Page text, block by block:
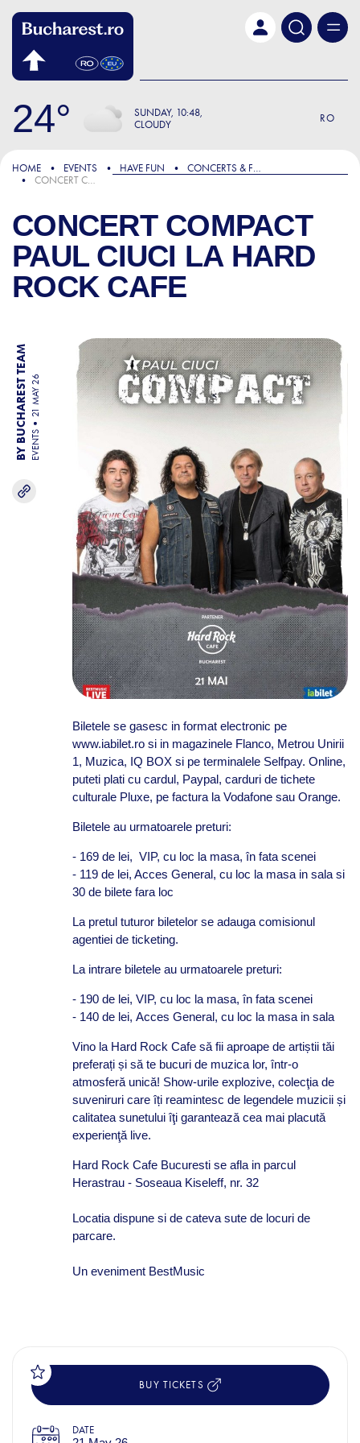
24 SUNDAY 10:48
CLOUDY
RO
HOME EVENTS HAVE FUN
CONCERTS & FESTIVALS
CONCERT COMPACT PAUL CIUCI LA HARD ROCK CAFE
CONCERT COMPACT
PAUL CIUCI LA HARD
ROCK CAFE
BY BUCHAREST TEAM EVENTS
21 MAY 26
Biletele se gasesc in format electronic pe
www.iabilet.ro si in magazinele Flanco, Metrou Unirii
1, Muzica, IQ BOX si pe terminalele Selfpay. Online,
puteti plati cu cardul, Paypal, carduri de tichete
culturale Pluxe, pe factura la Vodafone sau Orange.
Biletele au urmatoarele preturi:
- 169 de lei, VIP, cu loc la masa, în fata scenei
- 119 de lei, Acces General, cu loc la masa in sala si
30 de bilete fara loc
La pretul tuturor biletelor se adauga comisionul
agentiei de ticketing.
La intrare biletele au urmatoarele preturi:
- 190 de lei, VIP, cu loc la masa, în fata scenei
- 140 de lei, Acces General, cu loc la masa in sala
Vino la Hard Rock Cafe să fii aproape de artiștii tăi
preferați și să te bucuri de muzica lor, într-o
atmosferă unică! Show-urile explozive, colecţia de
suveniruri care îți reamintesc de legendele muzicii și
calitatea sunetului îţi garantează cea mai placută
experienţă live.
Hard Rock Cafe Bucuresti se afla in parcul
Herastrau - Soseaua Kiseleff, nr. 32
Locatia dispune si de cateva sute de locuri de
parcare.
Un eveniment BestMusic
BUY TICKETS
DATE